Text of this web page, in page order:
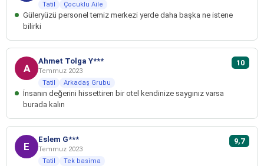
Tatil
Çocuklu Aile
Güleryüzü personel temiz merkezi yerde daha başka ne istene
bilirki
A
Ahmet Tolga Y***
Temmuz 2023
Tatil
Arkadaş Grubu
10
İnsanın değerini hissettiren bir otel kendinize saygınız varsa
burada kalın
E
Eslem G***
Temmuz 2023
Tatil
Tek basima
9,7